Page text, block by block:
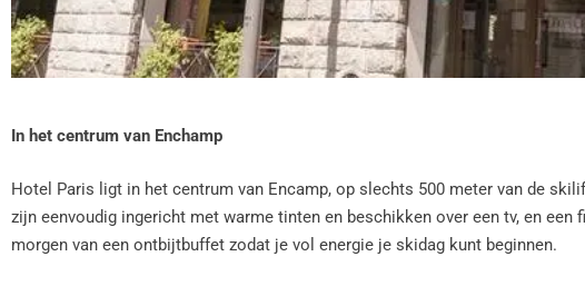
In het centrum van Enchamp
Hotel Paris ligt in het centrum van Encamp, op slechts 500 meter van de
zijn eenvoudig ingericht met warme tinten en beschikken over een tv, en een
morgen van een ontbijtbuffet zodat je vol energie je skidag kunt beginnen.